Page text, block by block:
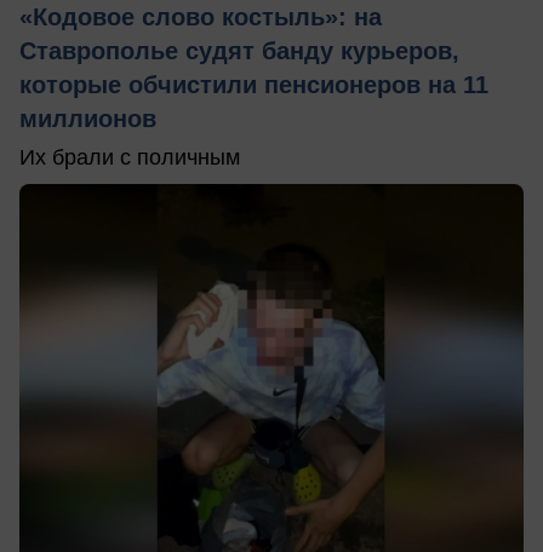
«Кодовое слово костыль»: на
Ставрополье судят банду курьеров,
которые обчистили пенсионеров на 11
миллионов
Их брали с поличным